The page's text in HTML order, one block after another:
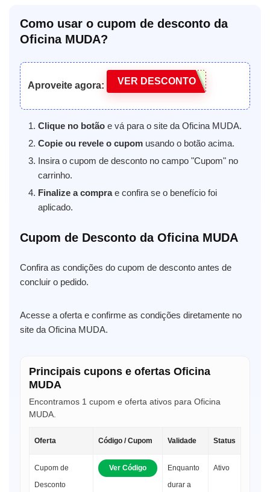
Como usar o cupom de desconto da
Oficina MUDA?
Aproveite agora: VER DESCONTO
Clique no botão e vá para o site da Oficina MUDA.
Copie ou revele o cupom usando o botão acima.
Insira o cupom de desconto no campo "Cupom" no
carrinho.
Finalize a comprae confira se o benefício foi
aplicado.
Cupom de Desconto da Oficina MUDA
Confira as condições do cupom de desconto antes de
concluir o pedido.
Acesse a oferta e confirme as condições diretamente no
site da Oficina MUDA.
Principais cupons e ofertas Oficina
MUDA
Encontramos 1 cupom e oferta ativos para Oficina
MUDA.
Oferta Código / Cupom Validade Status
Cupom de
Desconto
Ver Código
Enquanto
durar a
Ativo